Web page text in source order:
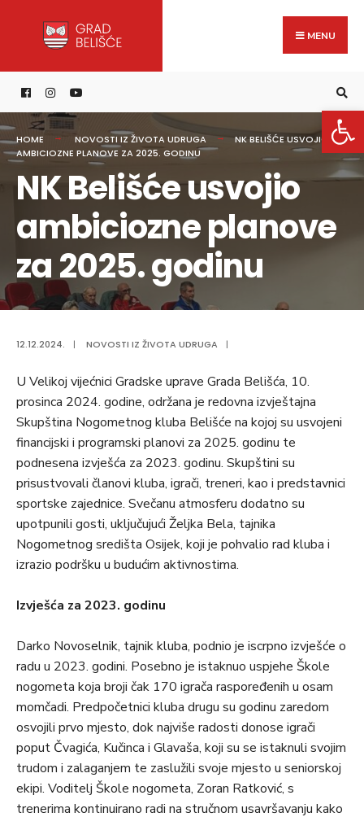
content
MENU
HOME NOVOSTI IZ ŽIVOTA UDRUGA
NK BELIŠĆE USVOJIO
AMBICIOZNE PLANOVE ZA 2025. GODINU
NK Belišće usvojio
ambiciozne planove
za 2025. godinu
12.12.2024. | NOVOSTI IZ ŽIVOTA UDRUGA |
U Velikoj vijećnici Gradske uprave Grada Belišća, 10.
prosinca 2024. godine, održana je redovna izvještajna
Skupština Nogometnog kluba Belišće na kojoj su usvojeni
financijski i programski planovi za 2025. godinu te
podnesena izvješća za 2023. godinu. Skupštini su
prisustvovali članovi kluba, igrači, treneri, kao i predstavnici
sportske zajednice. Svečanu atmosferu dodatno su
upotpunili gosti, uključujući Željka Bela, tajnika
Nogometnog središta Osijek, koji je pohvalio rad kluba i
izrazio podršku u budućim aktivnostima.
Izvješća za 2023. godinu
Darko Novoselnik, tajnik kluba, podnio je iscrpno izvješće o
radu u 2023. godini. Posebno je istaknuo uspjehe Škole
nogometa koja broji čak 170 igrača raspoređenih u osam
momčadi. Predpočetnici kluba drugu su godinu zaredom
osvojili prvo mjesto, dok najviše radosti donose igrači
poput Čvagića, Kučinca i Glavaša, koji su se istaknuli svojim
trudom i zalaganjem te zaslužili svoje mjesto u seniorskoj
ekipi. Voditelj Škole nogometa, Zoran Ratković, s
trenerima kontinuirano radi na stručnom usavršavanju kako
for: